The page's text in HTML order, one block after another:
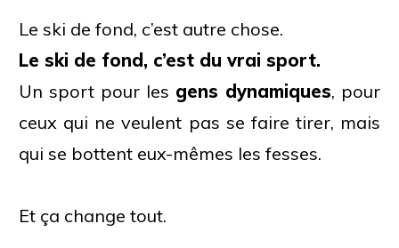
Le ski de fond, c’est autre chose.
Le ski de fond, c’est du vrai sport.
Un sport pour les gens dynamiques, pour
ceux qui ne veulent pas se faire tirer, mais
qui se bottent eux-mêmes les fesses.
Et ça change tout.